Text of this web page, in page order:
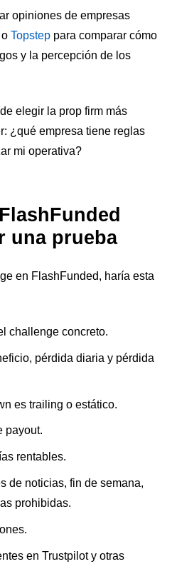
opiniones de empresas
Topstep para comparar cómo
y la percepción de los
elegir la prop firm más
¿qué empresa tiene reglas
mi operativa?
una prueba
en FlashFunded, haría esta
challenge concreto.
pérdida diaria y pérdida
es trailing o estático.
payout.
rentables.
de noticias, fin de semana,
prohibidas.
en Trustpilot y otras